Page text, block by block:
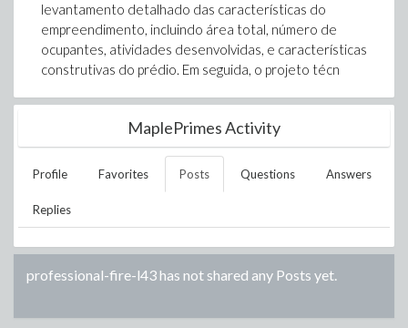
levantamento detalhado das características do
empreendimento, incluindo área total, número de
ocupantes, atividades desenvolvidas, e características
construtivas do prédio. Em seguida, o projeto técn
MaplePrimes Activity
Profile Favorites Posts Questions Answers
Replies
professional-fire-l43has not shared any Posts yet.